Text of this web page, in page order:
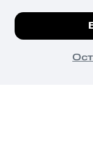
психотропных
их незаконный
законодательством
© 2026 ООО «КИОН».
Все права защищены
Мы